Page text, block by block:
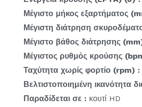
Μέγιστο μήκος εξαρτήματος
Μέγιστη διάτρηση
Μέγιστο βάθος διάτρησης
Μέγιστος ρυθμός κρούσης
Ταχύτητα χωρίς φορτίο (rpm) :
Βελτιστοποιημένη ικανότητα
Παραδίδεται σε : κουτί HD